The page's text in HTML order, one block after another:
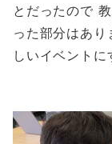
とだったので
った部分はあ
しいイベント